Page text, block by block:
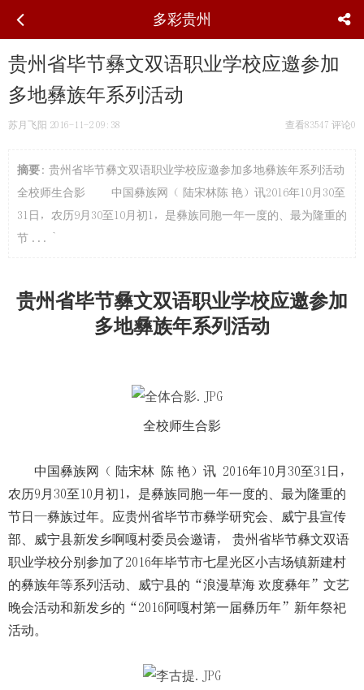
多彩贵州
贵州省毕节彝文双语职业学校应邀参加
多地彝族年系列活动
苏月飞阳 2016-11-2 09:38 查看83547 评论0
摘要 : 贵州省毕节彝文双语职业学校应邀参加多地彝族年系列活动
全校师生合影 中国彝族网（ 陆宋林陈 艳）讯2016年10月30至
31日，农历9月30至10月初1，是彝族同胞一年一度的、最为隆重的
节 ... `
贵州省毕节彝文双语职业学校应邀参加
多地彝族年系列活动
全校师生合影
中国彝族网（ 陆宋林 陈 艳）讯 2016年10月30至31日，
农历9月30至10月初1，是彝族同胞一年一度的、最为隆重的
节日—彝族过年。应贵州省毕节市彝学研究会、威宁县宣传
部、威宁县新发乡啊嘎村委员会邀请， 贵州省毕节彝文双语
职业学校分别参加了2016年毕节市七星光区小吉场镇新建村
的彝族年等系列活动、威宁县的“浪漫草海 欢度彝年”文艺
晚会活动和新发乡的“2016阿嘎村第一届彝历年”新年祭祀
活动。